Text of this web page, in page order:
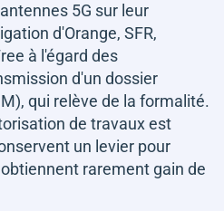
5G sur leur
d'Orange, SFR,
à l'égard des
d'un dossier
qui relève de la formalité.
de travaux est
un levier pour
rarement gain de